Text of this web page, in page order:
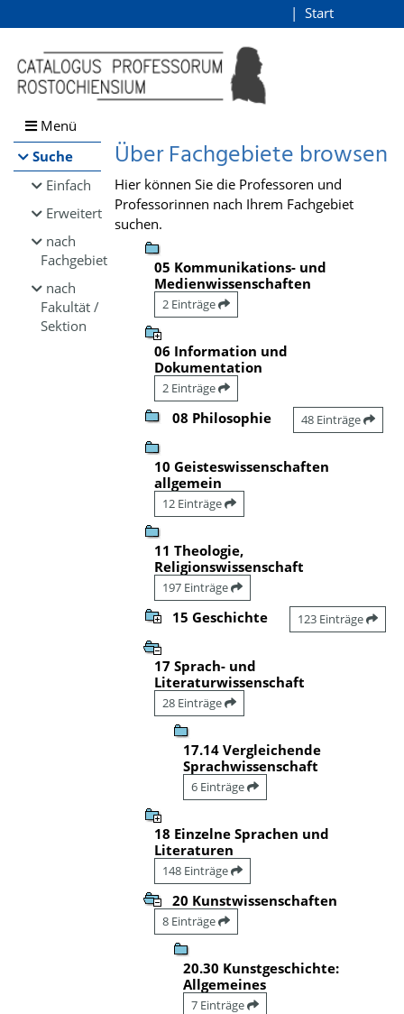
Browsen
direkt zum Inhalt
Start
Menü
Suche
Einfach
Erweitert
nach
Fachgebiet
nach
Fakultät /
Sektion
Über Fachgebiete browsen
Hier können Sie die Professoren und
Professorinnen nach Ihrem Fachgebiet
suchen.
05 Kommunikations- und
Medienwissenschaften
2 Einträge
06 Information und
Dokumentation
2 Einträge
08 Philosophie 48 Einträge
10 Geisteswissenschaften
allgemein
12 Einträge
11 Theologie,
Religionswissenschaft
197 Einträge
15 Geschichte 123 Einträge
17 Sprach- und
Literaturwissenschaft
28 Einträge
17.14 Vergleichende
Sprachwissenschaft
6 Einträge
18 Einzelne Sprachen und
Literaturen
148 Einträge
20 Kunstwissenschaften
8 Einträge
20.30 Kunstgeschichte:
Allgemeines
7 Einträge